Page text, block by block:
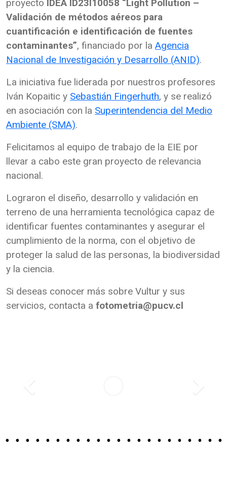
proyecto IDEA ID23I10058 “Light Pollution –
Validación de métodos aéreos para
cuantificación e identificación de fuentes
contaminantes”, financiado por la Agencia
Nacional de Investigación y Desarrollo (ANID).
La iniciativa fue liderada por nuestros profesores
Iván Kopaitic y Sebastián Fingerhuth, y se realizó
en asociación con la Superintendencia del Medio
Ambiente (SMA).
Felicitamos al equipo de trabajo de la EIE por
llevar a cabo este gran proyecto de relevancia
nacional.
Lograron el diseño, desarrollo y validación en
terreno de una herramienta tecnológica capaz de
identificar fuentes contaminantes y asegurar el
cumplimiento de la norma, con el objetivo de
proteger la salud de las personas, la biodiversidad
y la ciencia.
Si deseas conocer más sobre Vultur y sus
servicios, contacta a fotometria@pucv.cl